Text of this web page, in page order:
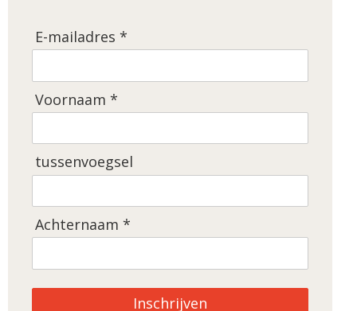
E-mailadres *
Voornaam *
tussenvoegsel
Achternaam *
Inschrijven